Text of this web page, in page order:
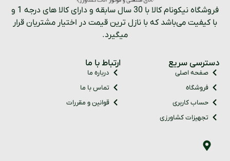
فروشگاه نیکونام کالا با 30 سال سابقه و دارای کالا های درجه 1 و
با کیفیت می‌باشد که با نازل ترین قیمت در اختیار مشتریان قرار
میگیرد.
دسترسی سریع
صفحه اصلی
فروشگاه
حساب کاربری
تجهیزات کشاورزی
ارتباط با ما
درباره ما
تماس با ما
قوانین و مقررات